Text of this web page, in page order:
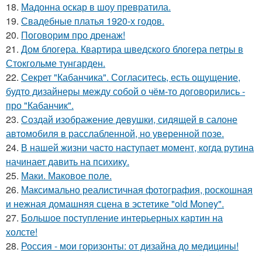
18. Мадонна оскар в шоу превратила.
19. Свадебные платья 1920-х годов.
20. Поговорим про дренаж!
21. Дом блогера. Квартира шведского блогера петры в
Стокгольме тунгарден.
22. Секрет "Кабанчика". Согласитесь, есть ощущение,
будто дизайнеры между собой о чём-то договорились -
про "Кабанчик".
23. Создай изображение девушки, сидящей в салоне
автомобиля в расслабленной, но уверенной позе.
24. В нашей жизни часто наступает момент, когда рутина
начинает давить на психику.
25. Маки. Маковое поле.
26. Максимально реалистичная фотография, роскошная
и нежная домашняя сцена в эстетике "old Money".
27. Большое поступление интерьерных картин на
холсте!
28. Россия - мои горизонты: от дизайна до медицины!